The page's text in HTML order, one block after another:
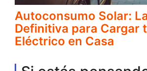
Autoconsumo Solar:
Definitiva para Cargar
Eléctrico en Casa